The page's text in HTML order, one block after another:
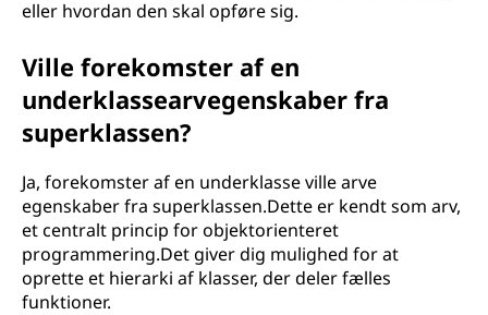
eller hvordan den skal opføre sig.
Ville forekomster af en
underklassearvegenskaber fra
superklassen?
Ja, forekomster af en underklasse ville arve
egenskaber fra superklassen.Dette er kendt som arv,
et centralt princip for objektorienteret
programmering.Det giver dig mulighed for at
oprette et hierarki af klasser, der deler fælles
funktioner.